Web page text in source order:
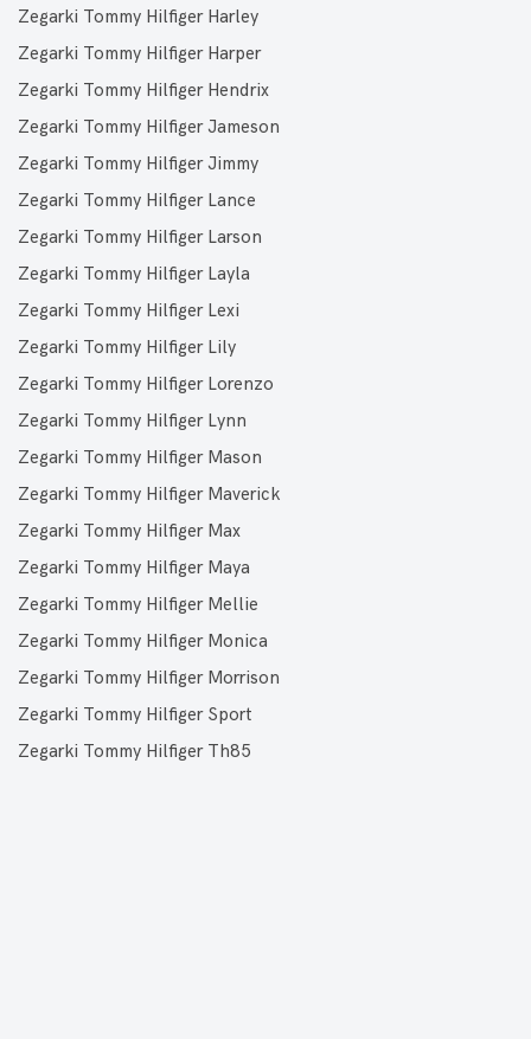
Zegarki Tommy Hilfiger Harley
Zegarki Tommy Hilfiger Harper
Zegarki Tommy Hilfiger Hendrix
Zegarki Tommy Hilfiger Jameson
Zegarki Tommy Hilfiger Jimmy
Zegarki Tommy Hilfiger Lance
Zegarki Tommy Hilfiger Larson
Zegarki Tommy Hilfiger Layla
Zegarki Tommy Hilfiger Lexi
Zegarki Tommy Hilfiger Lily
Zegarki Tommy Hilfiger Lorenzo
Zegarki Tommy Hilfiger Lynn
Zegarki Tommy Hilfiger Mason
Zegarki Tommy Hilfiger Maverick
Zegarki Tommy Hilfiger Max
Zegarki Tommy Hilfiger Maya
Zegarki Tommy Hilfiger Mellie
Zegarki Tommy Hilfiger Monica
Zegarki Tommy Hilfiger Morrison
Zegarki Tommy Hilfiger Sport
Zegarki Tommy Hilfiger Th85